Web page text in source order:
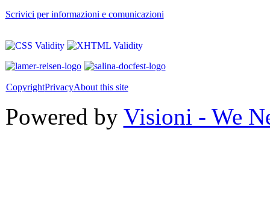
Scrivici per informazioni e comunicazioni
CopyrightPrivacyAbout this site
Powered by Visioni - We